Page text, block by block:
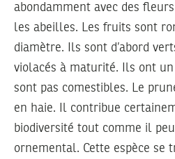
abondamment avec des
les abeilles. Les fruits sont
diamètre. Ils sont d’abord
violacés à maturité. Ils ont
sont pas comestibles. Le
en haie. Il contribue
biodiversité tout comme il
ornemental. Cette espèce se